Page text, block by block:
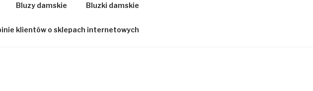
Bluzy damskie Bluzki damskie
klientów o sklepach internetowych